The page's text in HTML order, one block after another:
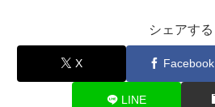
シェアする
X Facebook
LINE